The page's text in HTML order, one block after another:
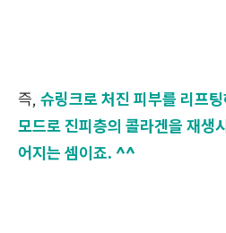
즉, 슈링크로 처진 피부를 리프
모드로 진피층의 콜라겐을 재생
어지는 셈이죠. ^^